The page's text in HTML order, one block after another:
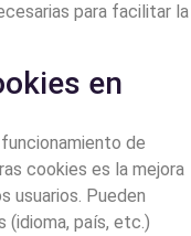
para facilitar la
en
de
cookies es la mejora
usuarios. Pueden
(idioma, país, etc.)